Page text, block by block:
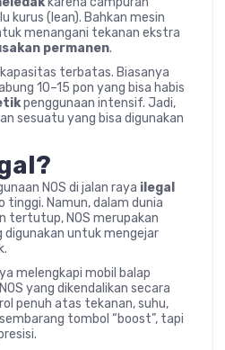
kurus (lean). Bahkan mesin
menangani tekanan ekstra
permanen.
terbatas. Biasanya
10–15 pon yang bisa habis
penggunaan intensif. Jadi,
sesuatu yang bisa digunakan
NOS di jalan raya ilegal
tinggi. Namun, dalam dunia
tertutup, NOS merupakan
digunakan untuk mengejar
melengkapi mobil balap
yang dikendalikan secara
penuh atas tekanan, suhu,
tombol “boost”, tapi